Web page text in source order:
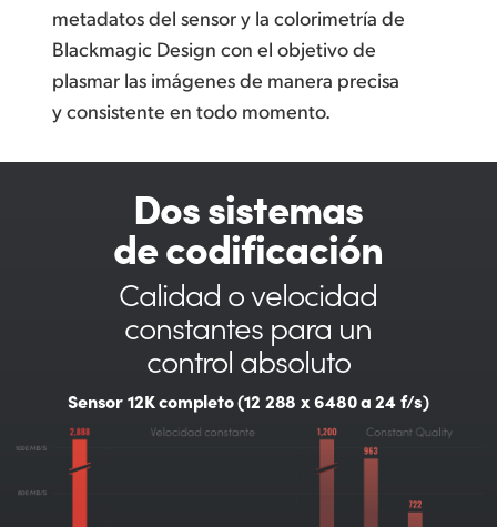
metadatos del sensor y la colorimetría de
Blackmagic Design con el objetivo de
plasmar las imágenes de manera precisa
y consistente en todo momento.
Dos sistemas
de codificación
Calidad o velocidad
constantes para un
control absoluto
Sensor 12K completo (12 288 x 6480 a 24 f/s)